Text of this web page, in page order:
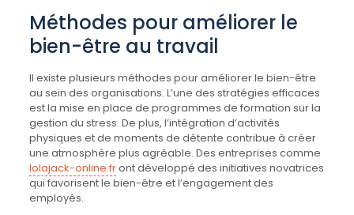
Méthodes pour améliorer le
bien-être au travail
Il existe plusieurs méthodes pour améliorer le bien-être
au sein des organisations. L’une des stratégies efficaces
est la mise en place de programmes de formation sur la
gestion du stress. De plus, l’intégration d’activités
physiques et de moments de détente contribue à créer
une atmosphère plus agréable. Des entreprises comme
lolajack-online.front développé des initiatives novatrices
qui favorisent le bien-être et l’engagement des
employés.